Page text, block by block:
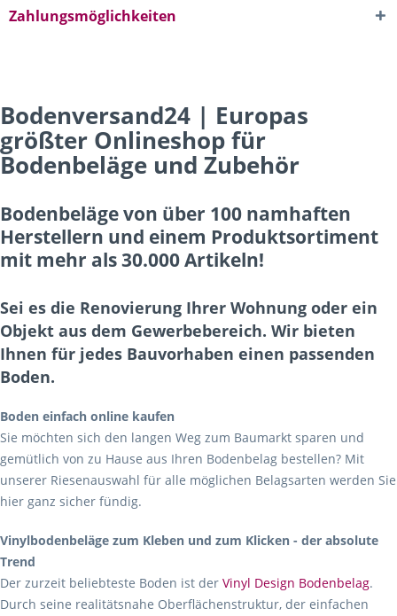
Zahlungsmöglichkeiten
Bodenversand24 | Europas
größter Onlineshop für
Bodenbeläge und Zubehör
Bodenbeläge von über 100 namhaften
Herstellern und einem Produktsortiment
mit mehr als 30.000 Artikeln!
Sei es die Renovierung Ihrer Wohnung oder ein
Objekt aus dem Gewerbebereich. Wir bieten
Ihnen für jedes Bauvorhaben einen passenden
Boden.
Boden einfach online kaufen
Sie möchten sich den langen Weg zum Baumarkt sparen und
gemütlich von zu Hause aus Ihren Bodenbelag bestellen? Mit
unserer Riesenauswahl für alle möglichen Belagsarten werden Sie
hier ganz sicher fündig.
Vinylbodenbeläge zum Kleben und zum Klicken - der absolute
Trend
Der zurzeit beliebteste Boden ist der Vinyl Design Bodenbelag.
Durch seine realitätsnahe Oberflächenstruktur, der einfachen